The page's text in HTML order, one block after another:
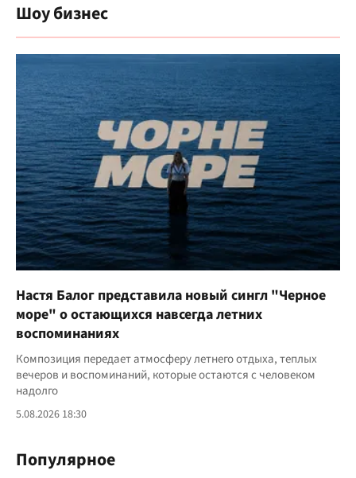
Шоу бизнес
Настя Балог представила новый сингл "Черное
море" о остающихся навсегда летних
воспоминаниях
Композиция передает атмосферу летнего отдыха, теплых
вечеров и воспоминаний, которые остаются с человеком
надолго
5.08.2026 18:30
Популярное